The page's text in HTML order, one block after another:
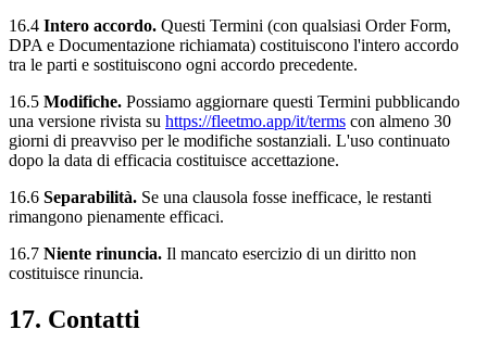
16.4 Intero accordo. Questi Termini (con qualsiasi Order Form,
DPA e Documentazione richiamata) costituiscono l'intero accordo
tra le parti e sostituiscono ogni accordo precedente.
16.5 Modifiche. Possiamo aggiornare questi Termini pubblicando
una versione rivista su https://fleetmo.app/it/terms con almeno 30
giorni di preavviso per le modifiche sostanziali. L'uso continuato
dopo la data di efficacia costituisce accettazione.
16.6 Separabilità. Se una clausola fosse inefficace, le restanti
rimangono pienamente efficaci.
16.7 Niente rinuncia. Il mancato esercizio di un diritto non
costituisce rinuncia.
17. Contatti